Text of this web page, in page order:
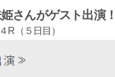
さんがゲスト出演！
（５日目）